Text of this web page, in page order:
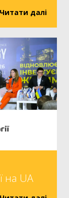
Читати далі
на UA